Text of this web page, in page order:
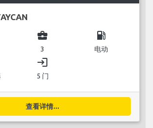
business_center
3
local_gas_station
电动
login
5 门
查看详情...